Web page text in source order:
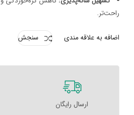
راحت‌تر.
اضافه به علاقه مندی سنجش
ارسال رایگان